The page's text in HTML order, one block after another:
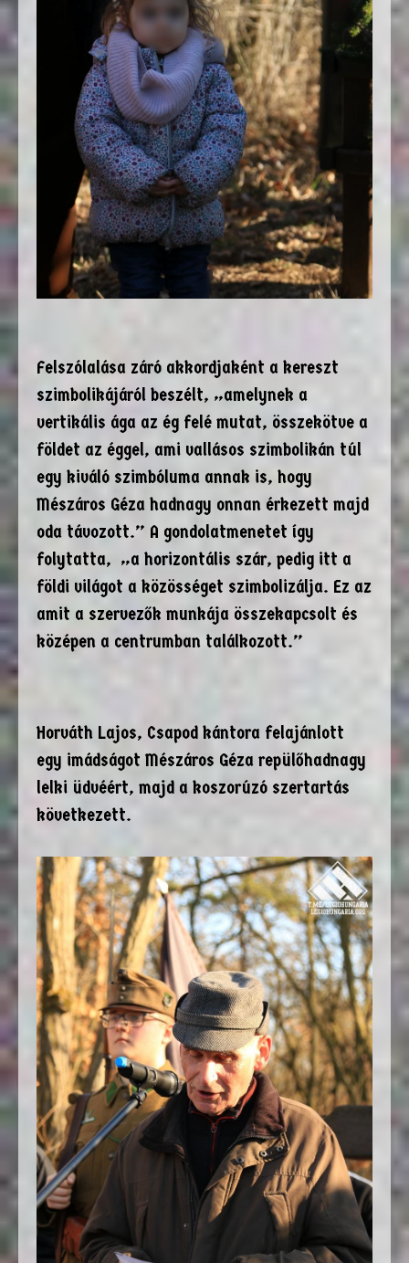
Felszólalása záró akkordjaként a kereszt
szimbolikájáról beszélt, „amelynek a
vertikális ága az ég felé mutat, összekötve a
földet az éggel, ami vallásos szimbolikán túl
egy kiváló szimbóluma annak is, hogy
Mészáros Géza hadnagy onnan érkezett majd
oda távozott.” A gondolatmenetet így
folytatta, „a horizontális szár, pedig itt a
földi világot a közösséget szimbolizálja. Ez az
amit a szervezők munkája összekapcsolt és
középen a centrumban találkozott.”
Horváth Lajos, Csapod kántora felajánlott
egy imádságot Mészáros Géza repülőhadnagy
lelki üdvéért, majd a koszorúzó szertartás
következett.